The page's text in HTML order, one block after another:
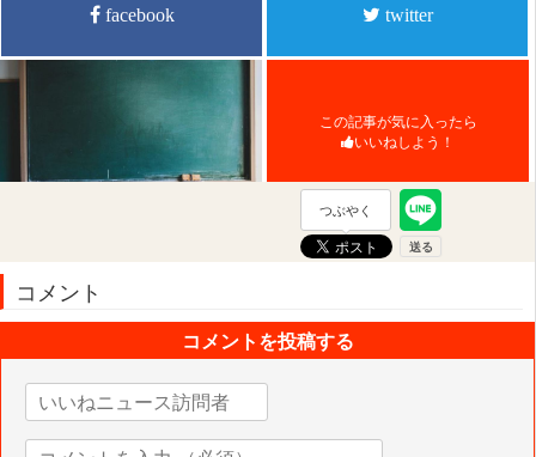
facebook twitter
この記事が気に入ったら
いいねしよう！
つぶやく
コメント
コメントを投稿する